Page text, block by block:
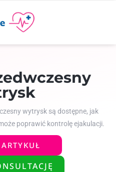
wytrysk są dostępne, jak
poprawić kontrolę ejakulacji.